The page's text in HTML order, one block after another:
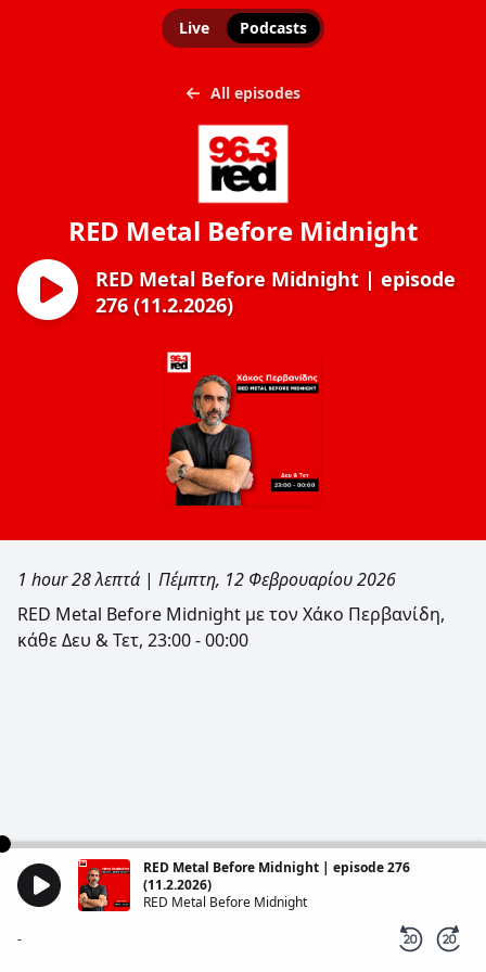
Live Podcasts
All episodes
RED Metal Before Midnight
RED Metal Before Midnight | episode
276 (11.2.2026)
1 hour 28 λεπτά | Πέμπτη, 12 Φεβρουαρίου 2026
RED Metal Before Midnight με τον Χάκο Περβανίδη,
κάθε Δευ & Τετ, 23:00 - 00:00
RED Metal Before Midnight | episode 276
(11.2.2026)
RED Metal Before Midnight
-